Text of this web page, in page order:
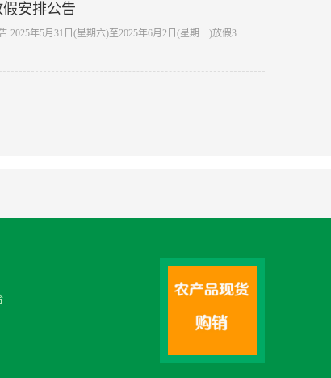
安排公告
2025年5月31日(星期六)至2025年6月2日(星期一)放假3